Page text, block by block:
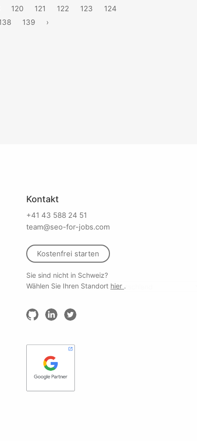
120 121 122 123
124
139 ›
Kontakt
+41 43 588 24 51
team@seo-for-jobs.com
Kostenfrei starten
Sie sind nicht in Schweiz?
Wählen Sie Ihren Standort hier .